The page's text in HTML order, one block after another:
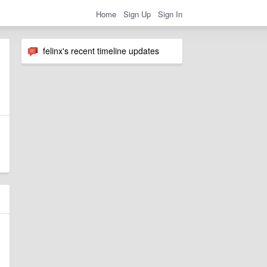
Home Sign Up Sign In
felinx's recent timeline updates